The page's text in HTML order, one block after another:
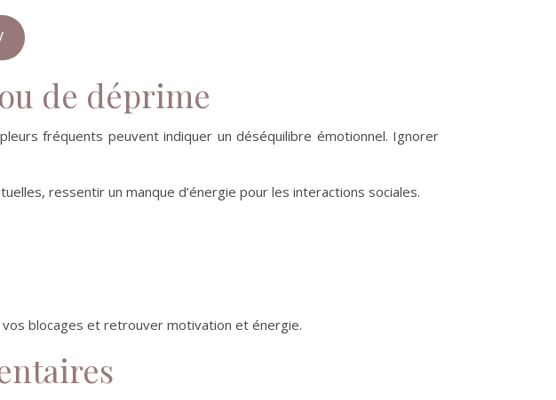
de déprime
fréquents peuvent indiquer un déséquilibre émotionnel. Ignorer
ressentir un manque d’énergie pour les interactions sociales.
blocages et retrouver motivation et énergie.